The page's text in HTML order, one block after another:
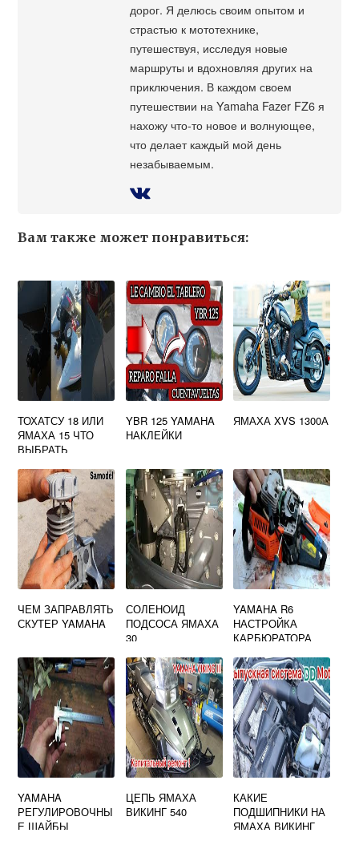
дорог. Я делюсь своим опытом и
страстью к мототехнике,
путешествуя, исследуя новые
маршруты и вдохновляя других на
приключения. В каждом своем
путешествии на Yamaha Fazer FZ6 я
нахожу что-то новое и волнующее,
что делает каждый мой день
незабываемым.
Вам также может понравиться:
ТОХАТСУ 18 ИЛИ
ЯМАХА 15 ЧТО
ВЫБРАТЬ
YBR 125 YAMAHA
НАКЛЕЙКИ
ЯМАХА XVS 1300А
ЧЕМ ЗАПРАВЛЯТЬ
СКУТЕР YAMAHA
СОЛЕНОИД
ПОДСОСА ЯМАХА
30
YAMAHA R6
НАСТРОЙКА
КАРБЮРАТОРА
YAMAHA
РЕГУЛИРОВОЧНЫ
Е ШАЙБЫ
ЦЕПЬ ЯМАХА
ВИКИНГ 540
КАКИЕ
ПОДШИПНИКИ НА
ЯМАХА ВИКИНГ